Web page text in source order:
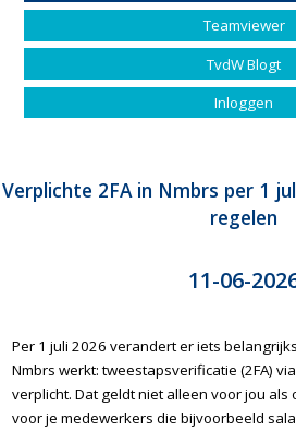
Teamviewer
TvdW Blogt
Inloggen
Verplichte 2FA in Nmbrs per 1
regelen
11-06-
Per 1 juli 2026 verandert er iets
Nmbrs werkt: tweestapsverificatie (2FA)
verplicht. Dat geldt niet alleen voor jou
voor je medewerkers die bijvoorbeeld